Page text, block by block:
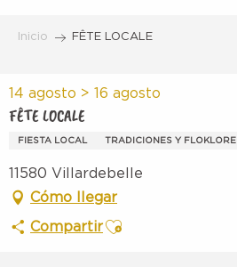
Inicio FÊTE LOCALE
14 agosto > 16 agosto
FÊTE LOCALE
FIESTA LOCAL TRADICIONES Y FLOKLORE
11580 Villardebelle
Cómo llegar
CompartirAjouter aux favoris